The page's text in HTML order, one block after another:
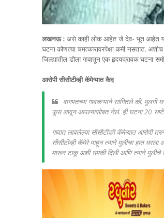
लखनऊ : असे काही लोक आहेत जे देव- भूत आहेत
घटना कोणत्या चमत्कारावरपेक्षा कमी नसतात.
जिल्ह्यातील डौला गावातून एक हृदयद्रावक घटना
आरोपी सीसीटीव्ही कॅमेऱ्यात कैद
बागपतच्या गावकऱ्याने सांगितले की,
फूस लावून आपल्यासोबत नेलं. ही घटना 20
गावात लावलेल्या सीसीटीव्ही कॅमेऱ्यात
सीसीटीव्ही कॅमेरे पाहून त्याने मुलीचा हात
मारून टाकू अशी धमकी दिली आणि त्याने मुलीचे